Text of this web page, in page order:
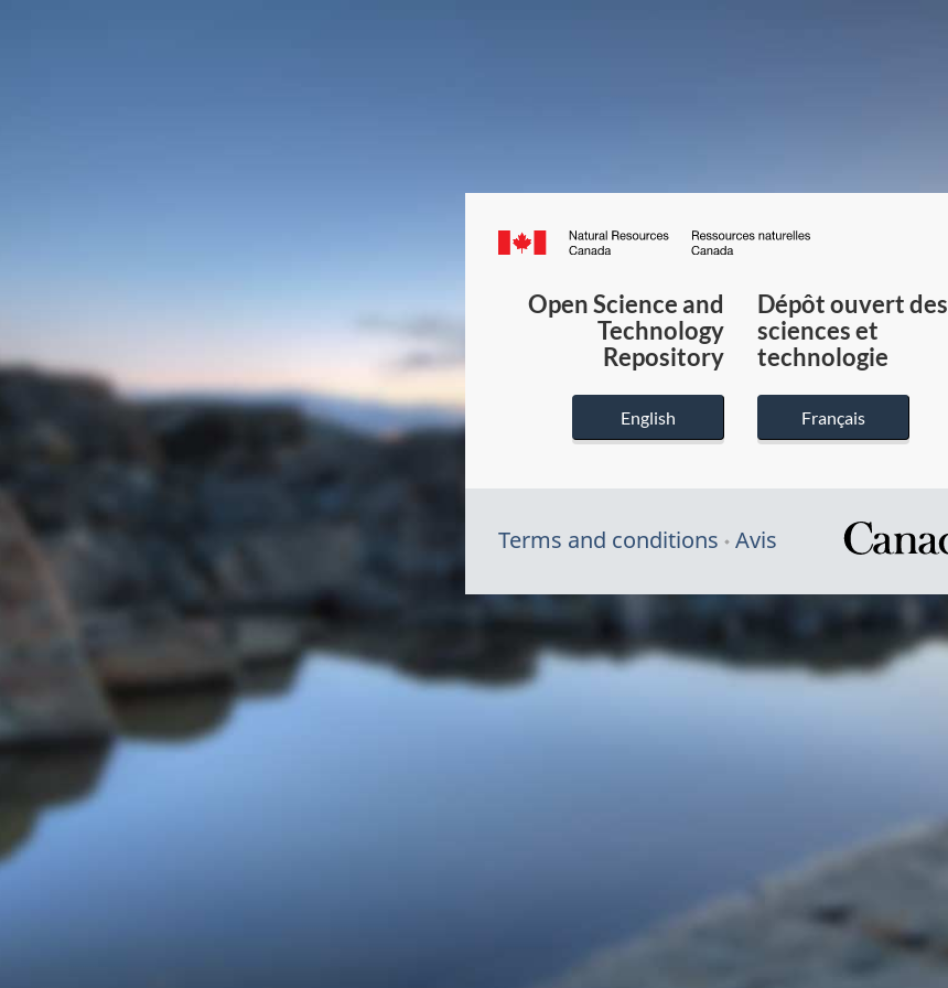
Canada.ca
du
Canada
Open Science and
Technology
Repository
English
Dépôt ouvert des
sciences et
technologie
Français
Terms and conditions Avis